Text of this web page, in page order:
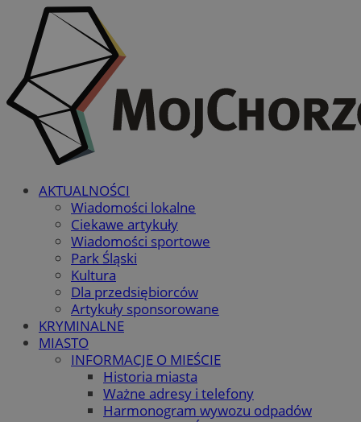
AKTUALNOŚCI
Wiadomości lokalne
Ciekawe artykuły
Wiadomości sportowe
Park Śląski
Kultura
Dla przedsiębiorców
Artykuły sponsorowane
KRYMINALNE
MIASTO
INFORMACJE O MIEŚCIE
Historia miasta
Ważne adresy i telefony
Harmonogram wywozu odpadów